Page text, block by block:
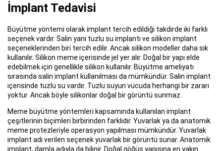
İmplant Tedavisi
Büyütme yöntemi olarak implant tercih edildiği takdirde iki farklı
seçenek vardır. Salin yani tuzlu su implantı ve silikon implant
seçeneklerinden biri tercih edilir. Ancak silikon modeller daha sık
kullanılır. Silikon meme içerisinde jel yer alır. Doğal bir yapı elde
edebilmek için genellikle silikon kullanılır. Büyütme ameliyatı
sırasında salin implant kullanılması da mümkündür. Salin implant
içerisinde tuzlu su vardır. Tuzlu suyun vücuda herhangi bir zararı
yoktur. Ancak böyle silikonlar doğal bir görüntü sunmaz.
Meme büyütme yöntemleri kapsamında kullanılan implant
çeşitlerinin biçimleri birbirinden farklıdır. Yuvarlak ya da anatomik
meme protezleriyle operasyon yapılması mümkündür. Yuvarlak
implant adı verilen seçenek yuvarlak bir görüntü sunar. Anatomik
implant, damla adıyla da bilinir. Doğal göğüs yapısına en yakın